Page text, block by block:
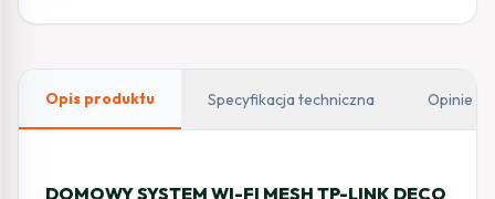
Opis produktu Specyfikacja techniczna Opinie
DOMOWY SYSTEM WI-FI MESH TP-LINK DECO